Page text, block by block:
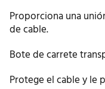
Proporciona una
de cable.
Bote de carrete
Protege el cable y le